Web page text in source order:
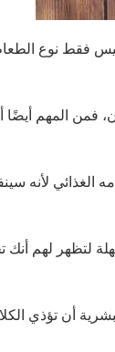
فقط نوع
فمن المهم
الغذائي لأنه
لتظهر لهم أنك
أن تؤذي